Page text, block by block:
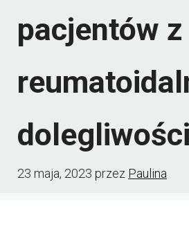
pacjentów z
23 maja, 2023 przez Paulina